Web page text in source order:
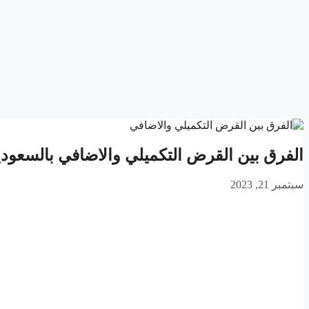
الفرق بين القرض التكميلي والاضافي بالسعودية
سبتمبر 21, 2023